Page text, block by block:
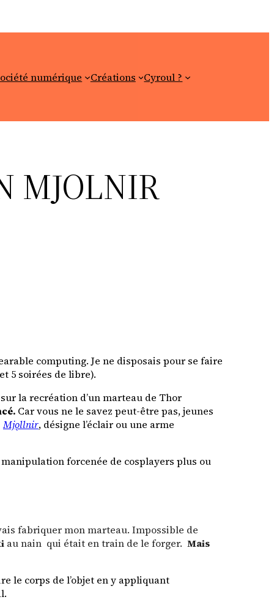
numérique Créations Cyroul ?
MJOLNIR
computing. Je ne disposais pour se faire
5 soirées de libre).
la recréation d’un marteau de Thor
Car vous ne le savez peut-être pas, jeunes
Mjǫllnir, désigne l’éclair ou une arme
forcenée de cosplayers plus ou
fabriquer mon marteau. Impossible de
au nain qui était en train de le forger. Mais
le corps de l’objet en y appliquant